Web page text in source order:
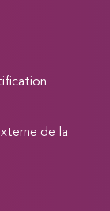
de la